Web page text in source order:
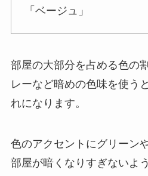
「ベージュ」
部屋の大部分を占める色の
レーなど暗めの色味を使う
れになります。
色のアクセントにグリーン
部屋が暗くなりすぎないよ